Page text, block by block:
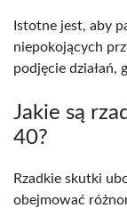
Istotne jest, aby
niepokojących
podjęcie działań,
Jakie są
40?
Rzadkie skutki
obejmować